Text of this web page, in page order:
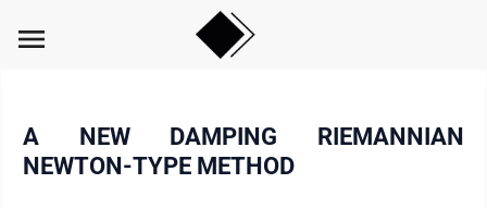
menu
A NEW DAMPING RIEMANNIAN
NEWTON-TYPE METHOD